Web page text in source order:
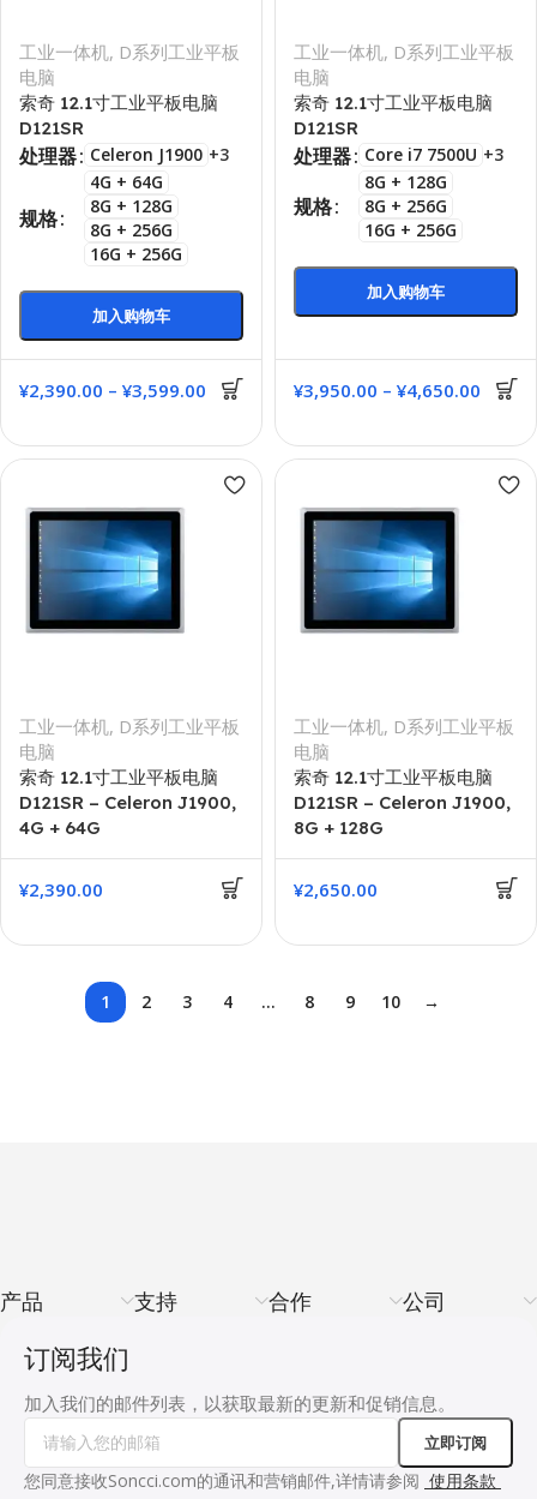
工业一体机, D系列工业平板
电脑
索奇 12.1寸工业平板电脑
D121SR
处理器 Celeron J1900 +3
规格
4G + 64G
8G + 128G
8G + 256G
16G + 256G
加入购物车
¥2,390.00 – ¥3,599.00
工业一体机, D系列工业平板
电脑
索奇 12.1寸工业平板电脑
D121SR
处理器 Core i7 7500U +3
规格
8G + 128G
8G + 256G
16G + 256G
加入购物车
¥3,950.00 – ¥4,650.00
工业一体机, D系列工业平板
电脑
索奇 12.1寸工业平板电脑
D121SR – Celeron J1900,
4G + 64G
¥2,390.00
工业一体机, D系列工业平板
电脑
索奇 12.1寸工业平板电脑
D121SR – Celeron J1900,
8G + 128G
¥2,650.00
1 2 3 4 … 8 9 10 →
产品 支持 合作 公司
订阅我们
加入我们的邮件列表，以获取最新的更新和促销信息。
您同意接收Soncci.com的通讯和营销邮件,详情请参阅 使用条款